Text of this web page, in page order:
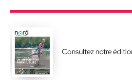
Consultez notre